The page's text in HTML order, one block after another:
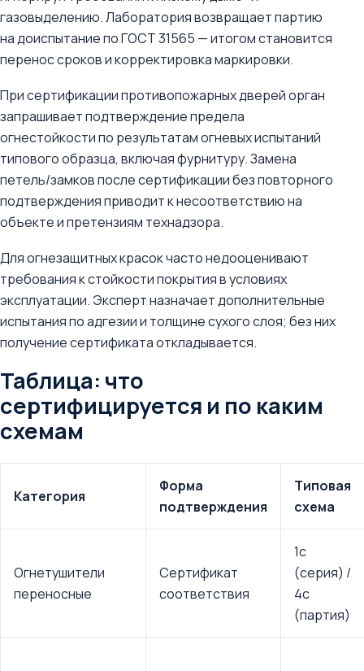
газовыделению. Лаборатория возвращает партию
на доиспытание по ГОСТ 31565 — итогом становится
перенос сроков и корректировка маркировки.
При сертификации противопожарных дверей орган
запрашивает подтверждение предела
огнестойкости по результатам огневых испытаний
типового образца, включая фурнитуру. Замена
петель/замков после сертификации без повторного
подтверждения приводит к несоответствию на
объекте и претензиям технадзора.
Для огнезащитных красок часто недооценивают
требования к стойкости покрытия в условиях
эксплуатации. Эксперт назначает дополнительные
испытания по адгезии и толщине сухого слоя; без них
получение сертификата откладывается.
Таблица: что
сертифицируется и по каким
схемам
Категория
Форма
подтверждения
Типовая
схема
Огнетушители
переносные
Сертификат
соответствия
1с
(серия) /
4с
(партия)